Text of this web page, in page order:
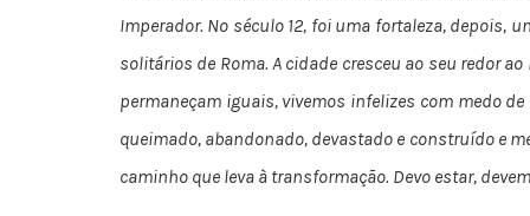
Imperador. No século 12, foi uma fortaleza, depois,
solitários de Roma. A cidade cresceu ao seu redor
permaneçam iguais, vivemos infelizes com medo
queimado, abandonado, devastado e construído e
caminho que leva à transformação. Devo estar,